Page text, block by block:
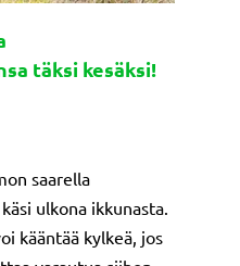
täksi kesäksi!
saarella
ulkona ikkunasta.
kääntää kylkeä, jos